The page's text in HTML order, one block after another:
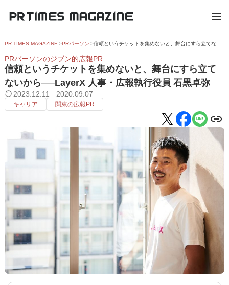
PR TIMES MAGAZINE PRパーソン
PRパーソンのジブン的広報PR
信頼というチケットを集めないと、舞台にすら立て
ないから──LayerX 人事・広報執行役員 石黒卓弥
2023.12.11 2020.09.07
キャリア 関東の広報PR